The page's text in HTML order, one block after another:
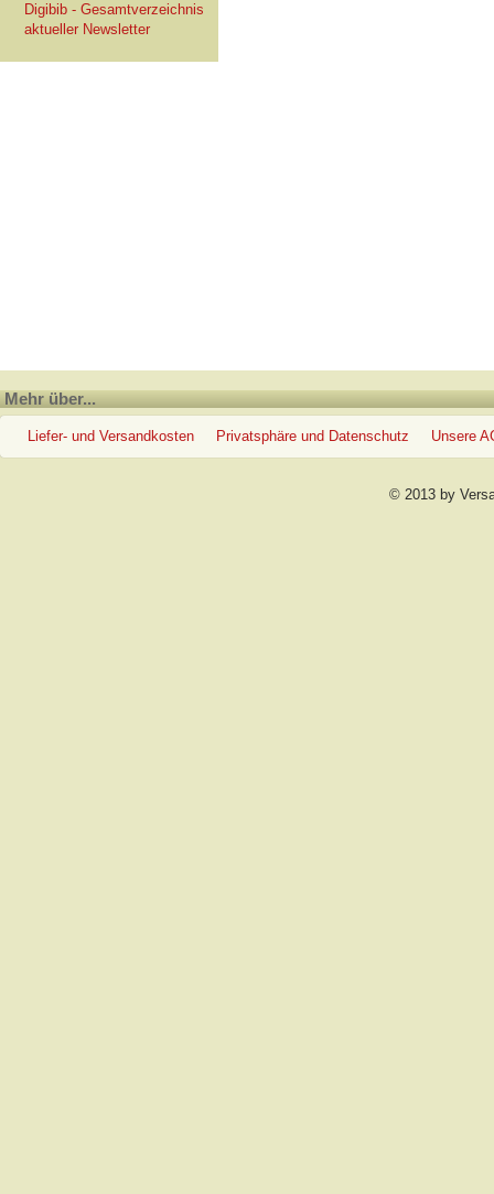
Digibib - Gesamtverzeichnis
aktueller Newsletter
Mehr über...
Liefer- und Versandkosten Privatsphäre und Datenschutz Unsere
© 2013 by